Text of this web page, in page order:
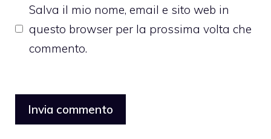
Salva il mio nome, email e sito web in
questo browser per la prossima volta che
commento.